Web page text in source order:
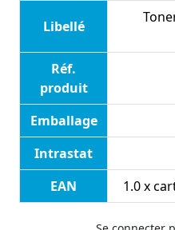
Libellé
Réf.
produit
Emballage
Intrastat
EAN
1.0 x